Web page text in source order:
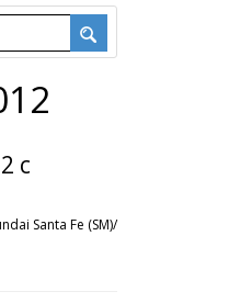
с
Santa Fe (SM)/